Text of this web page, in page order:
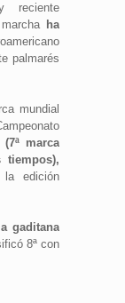
reciente
ha
palmarés
mundial
(7ª marca
tiempos),
edición
gaditana
8ª con